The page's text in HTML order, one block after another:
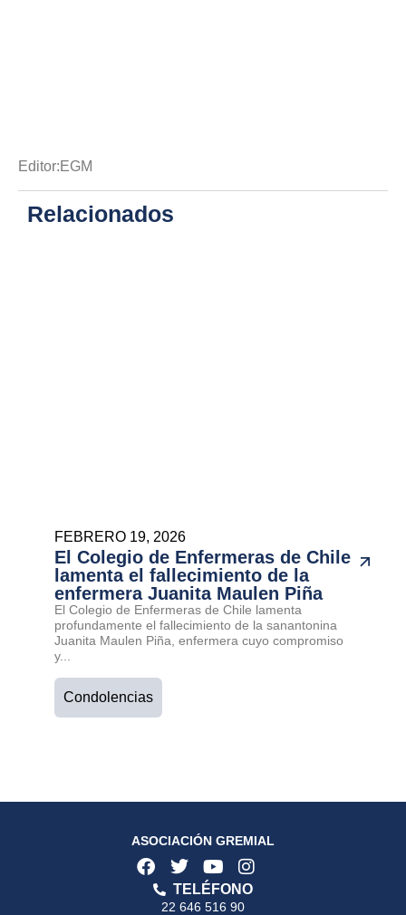
Editor:EGM
Relacionados
FEBRERO 19, 2026
El Colegio de Enfermeras de Chile
lamenta el fallecimiento de la
enfermera Juanita Maulen Piña
El Colegio de Enfermeras de Chile lamenta
profundamente el fallecimiento de la sanantonina
Juanita Maulen Piña, enfermera cuyo compromiso
y...
Condolencias
ASOCIACIÓN GREMIAL
TELÉFONO
22 646 516 90